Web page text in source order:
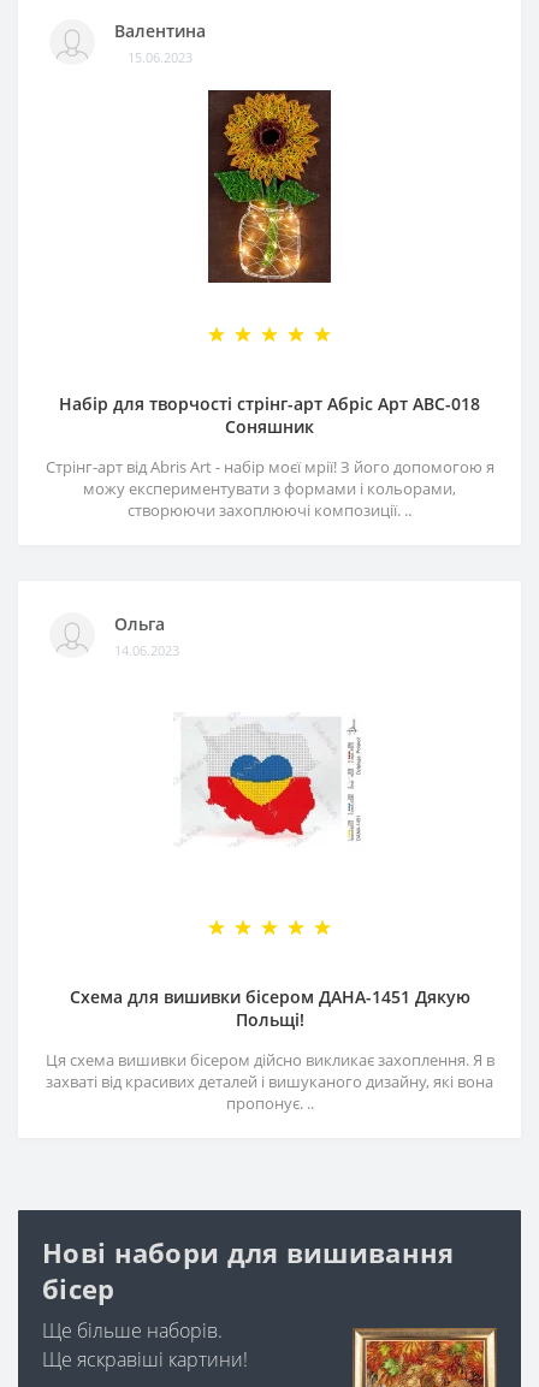
Валентина
15.06.2023
Набір для творчості стрінг-арт Абріс Арт АВС-018
Соняшник
Стрінг-арт від Abris Art - набір моєї мрії! З його допомогою я
можу експериментувати з формами і кольорами,
створюючи захоплюючі композиції. ..
Ольга
14.06.2023
Схема для вишивки бісером ДАНА-1451 Дякую
Польщі!
Ця схема вишивки бісером дійсно викликає захоплення. Я в
захваті від красивих деталей і вишуканого дизайну, які вона
пропонує. ..
Нові набори для вишивання
бісер
Ще більше наборів.
Ще яскравіші картини!